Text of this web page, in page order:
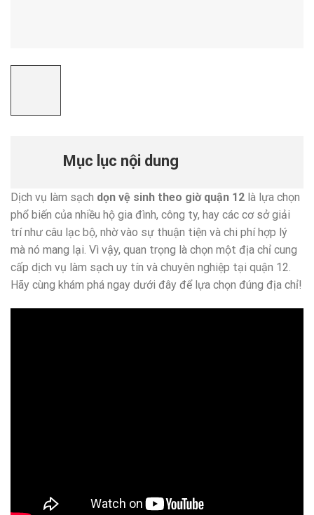
Mục lục nội dung
Dịch vụ làm sạch dọn vệ sinh theo giờ quận 12 là lựa chọn
phổ biến của nhiều hộ gia đình, công ty, hay các cơ sở giải
trí như câu lạc bộ, nhờ vào sự thuận tiện và chi phí hợp lý
mà nó mang lại. Vì vậy, quan trọng là chọn một địa chỉ cung
cấp dịch vụ làm sạch uy tín và chuyên nghiệp tại quận 12.
Hãy cùng khám phá ngay dưới đây để lựa chọn đúng địa chỉ!